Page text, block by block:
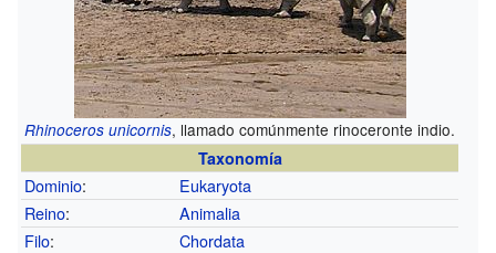
Rhinoceros unicornis, llamado comúnmente rinoceronte indio.
Taxonomía
Dominio:
Eukaryota
Reino:
Animalia
Filo:
Chordata